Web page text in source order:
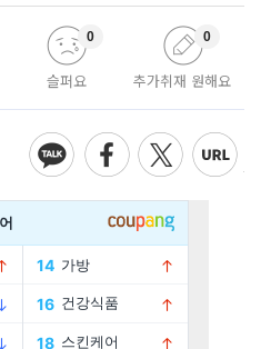
슬퍼요
0
추가취재 원해요
0